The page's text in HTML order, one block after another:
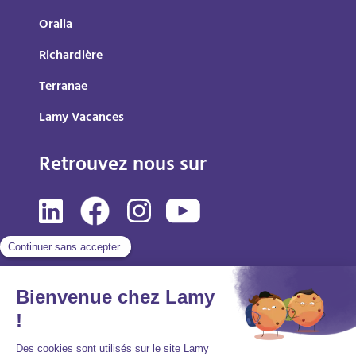
Oralia
Richardière
Terranae
Lamy Vacances
Retrouvez nous sur
Mentions légales
Politique de protection des données personnelles
Accessibilité : partiellement conforme